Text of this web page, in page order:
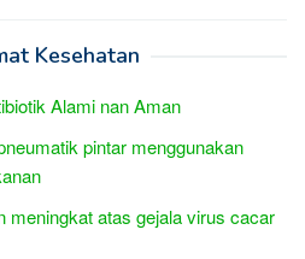
Kesehatan
Alami nan Aman
pintar menggunakan
meningkat atas gejala virus cacar